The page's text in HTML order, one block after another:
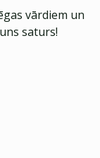
vārdiem un
saturs!